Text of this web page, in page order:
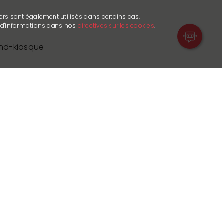
kiosque
sont également utilisés dans certains cas.
dans nos directives sur les cookies.